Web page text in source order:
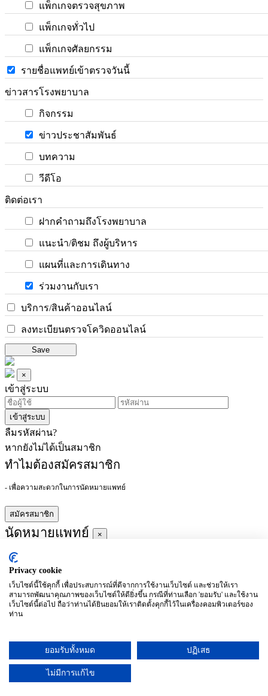
แพ็กเกจตรวจสุขภาพ
แพ็กเกจทั่วไป
แพ็กเกจศัลยกรรม
รายชื่อแพทย์เข้าตรวจวันนี้
ข่าวสารโรงพยาบาล
กิจกรรม
ข่าวประชาสัมพันธ์
บทความ
วีดีโอ
ติดต่อเรา
ฝากคำถามถึงโรงพยาบาล
แนะนำ/ติชม ถึงผู้บริหาร
แผนที่และการเดินทาง
ร่วมงานกับเรา
บริการ/สินค้าออนไลน์
ลงทะเบียนตรวจโควิดออนไลน์
Save
×
เข้าสู่ระบบ
เข้าสู่ระบบ
ลืมรหัสผ่าน?
หากยังไม่ได้เป็นสมาชิก
ทำไมต้องสมัครสมาชิก
- เพื่อความสะดวกในการนัดหมายแพทย์
สมัครสมาชิก
นัดหมายแพทย์ ×
ผู้ชำนาญการ
ประจำ :
อาทิตย์
จันทร์
(27/09)
อังคาร
(28/09)
พุธ
พฤหัสบดี
ศุกร์
เสาร์
Privacy cookie
เว็บไซต์นี้ใช้คุกกี้ เพื่อประสบการณ์ที่ดีจากการใช้งานเว็บไซต์ และช่วยให้เรา
สามารถพัฒนาคุณภาพของเว็บไซต์ให้ดียิ่งขึ้น กรณีที่ท่านเลือก 'ยอมรับ' และใช้งาน
เว็บไซต์นี้ต่อไป ถือว่าท่านได้ยินยอมให้เราติดตั้งคุกกี้ไว้ในเครื่องคอมพิวเตอร์ของ
ท่าน
ยอมรับทั้งหมด ปฏิเสธ
ไม่มีการแก้ไข